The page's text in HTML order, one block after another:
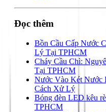
Đọc thêm
Bồn Cầu Cấp Nước
Lý Tại TPHCM
Cháy Cầu Chì:
Tại TPHCM
Nước Vào Két Nước
Cách Xử Lý
Bóng đèn LED kêu
TPHCM